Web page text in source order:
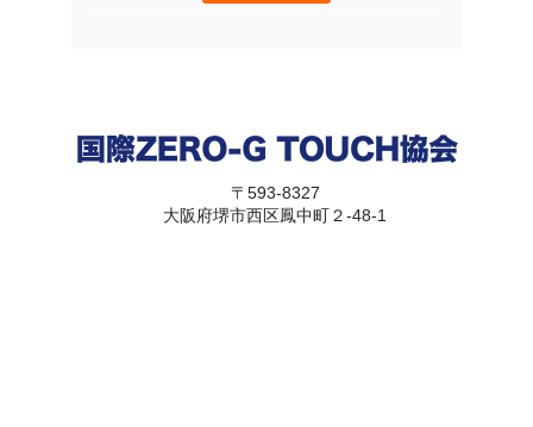
〒593-8327
大阪府堺市西区鳳中町２-48-1